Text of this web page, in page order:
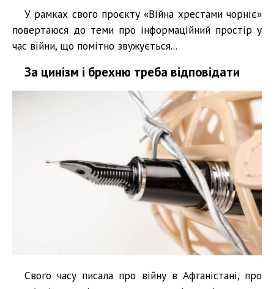
У рамках свого проєкту «Війна хрестами чорніє»
повертаюся до теми про інформаційний простір у
час війни, що помітно звужується...
За цинізм і брехню треба відповідати
Свого часу писала про війну в Афганістані, про